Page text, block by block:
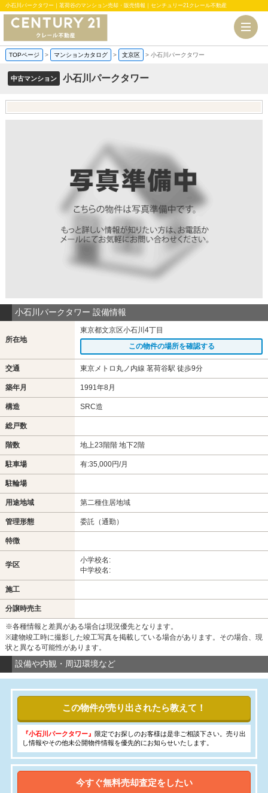
小石川パークタワー｜茗荷谷のマンション売却・販売情報｜センチュリー21クレール不動産
TOPページ > マンションカタログ > 文京区 > 小石川パークタワー
中古マンション 小石川パークタワー
小石川パークタワー 設備情報
所在地
東京都文京区小石川4丁目
この物件の場所を確認する
交通 東京メトロ丸ノ内線 茗荷谷駅 徒歩9分
築年月 1991年8月
構造 SRC造
総戸数
階数 地上23階階 地下2階
駐車場 有:35,000円/月
駐輪場
用途地域 第二種住居地域
管理形態 委託（通勤）
特徴
学区
小学校名:
中学校名:
施工
分譲時売主
※各種情報と差異がある場合は現況優先となります。
※建物竣工時に撮影した竣工写真を掲載している場合があります。その場合、現
状と異なる可能性があります。
設備や内観・周辺環境など
この物件が売り出されたら教えて！
『小石川パークタワー』
限定でお探しのお客様は是非ご相談下さい。売り出
し情報やその他未公開物件情報を優先的にお知らせいたします。
今すぐ無料売却査定をしたい